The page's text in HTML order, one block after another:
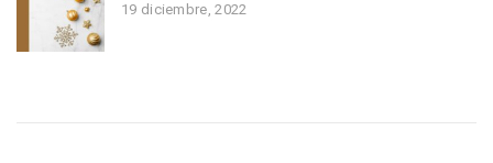
19 diciembre, 2022